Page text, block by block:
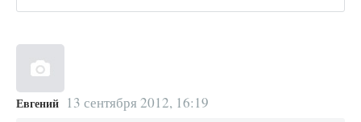
Евгений 13 сентября 2012, 16:19